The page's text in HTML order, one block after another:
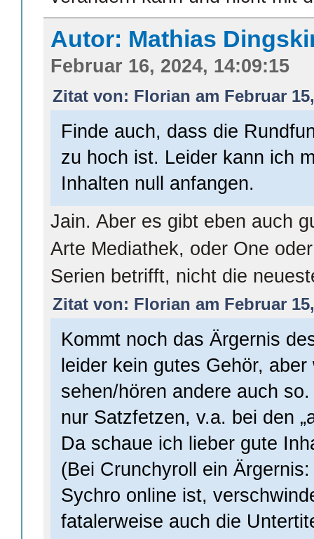
Autor: Mathias
Februar 16, 2024, 14:09:15
Zitat von: Florian am Februar
Finde auch, dass die
zu hoch ist. Leider kann ich
Inhalten null anfangen.
Jain. Aber es gibt eben auch
Arte Mediathek, oder One
Serien betrifft, nicht die
Zitat von: Florian am Februar
Kommt noch das Ärgernis
leider kein gutes Gehör,
sehen/hören andere auch
nur Satzfetzen, v.a. bei den
Da schaue ich lieber gute
(Bei Crunchyroll ein
Sychro online ist,
fatalerweise auch die